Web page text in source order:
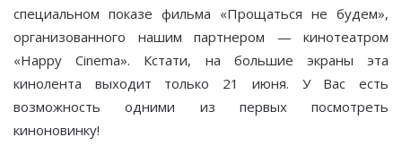
специальном показе фильма «Прощаться не будем»,
организованного нашим партнером — кинотеатром
«Happy Cinema». Кстати, на большие экраны эта
кинолента выходит только 21 июня. У Вас есть
возможность одними из первых посмотреть
киноновинку!